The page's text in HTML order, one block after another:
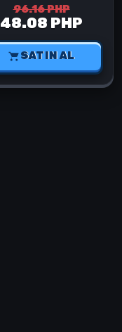
96.16 PHP
48.08 PHP
SATIN AL